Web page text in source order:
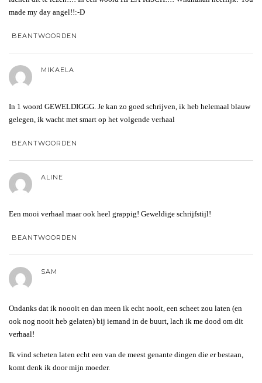
made my day angel!!:-D
BEANTWOORDEN
MIKAELA
In 1 woord GEWELDIGGG. Je kan zo goed schrijven, ik heb helemaal blauw
gelegen, ik wacht met smart op het volgende verhaal
BEANTWOORDEN
ALINE
Een mooi verhaal maar ook heel grappig! Geweldige schrijfstijl!
BEANTWOORDEN
SAM
Ondanks dat ik noooit en dan meen ik echt nooit, een scheet zou laten (en
ook nog nooit heb gelaten) bij iemand in de buurt, lach ik me dood om dit
verhaal!
Ik vind scheten laten echt een van de meest genante dingen die er bestaan,
komt denk ik door mijn moeder.